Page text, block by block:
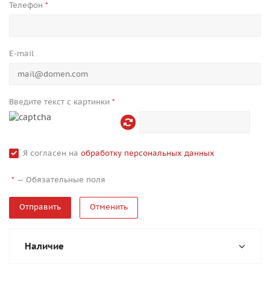
Телефон *
E-mail
Введите текст с картинки *
Я согласен на обработку персональных данных
* — Обязательные поля
Отменить
Наличие